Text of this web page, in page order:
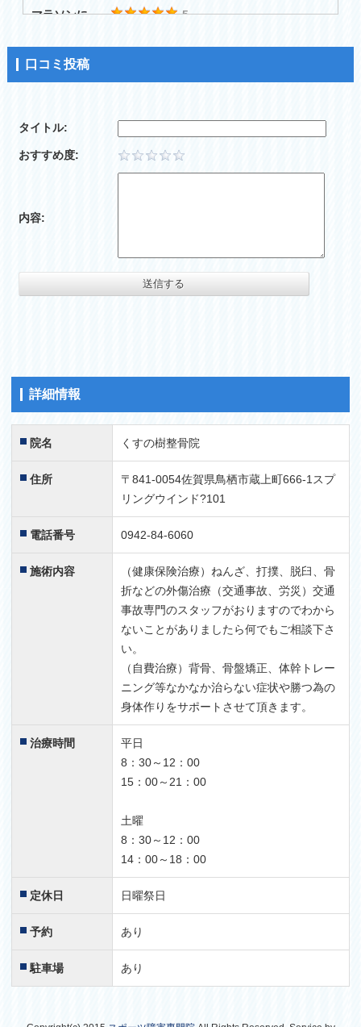
マラソンに
5
練習で走った後、膝が痛くなって困っていたんですが、お
って納得しました。
何かあればすぐ頼ってます。
サッカー
やっぱり親としては病院に行っても待つのがきついし時間
がないのでなかなか連れてってやれないんですが、こちら
は予約できるし、遅くまでやってるので練習から帰ってき
息子が野球をやっていますが肩を痛めてお世話になりまし
た。
おかげでだいぶよくなり、部活に打ち込めるようになりま
スポーツの専門の病院と提携してあるのも安心ですね。
バレーボール
バレーボールでジャンプして着地で人の足に乗り捻挫しま
した。メッチャ痛かったけどくすの樹の先生に診てもらい
治療してもらいました。おかげで今では前と変わらずガン
ガン、バレーをしています。
口コミ投稿
タイトル:
おすすめ度:
内容:
詳細情報
院名 くすの樹整骨院
住所
〒841-0054佐賀県鳥栖市蔵上町666-1スプ
リングウインド?101
電話番号 0942-84-6060
施術内容
（健康保険治療）ねんざ、打撲、脱臼、骨
折などの外傷治療（交通事故、労災）交通
事故専門のスタッフがおりますのでわから
ないことがありましたら何でもご相談下さ
い。
（自費治療）背骨、骨盤矯正、体幹トレー
ニング等なかなか治らない症状や勝つ為の
身体作りをサポートさせて頂きます。
治療時間
平日
8：30～12：00
15：00～21：00
土曜
8：30～12：00
14：00～18：00
定休日 日曜祭日
予約 あり
駐車場 あり